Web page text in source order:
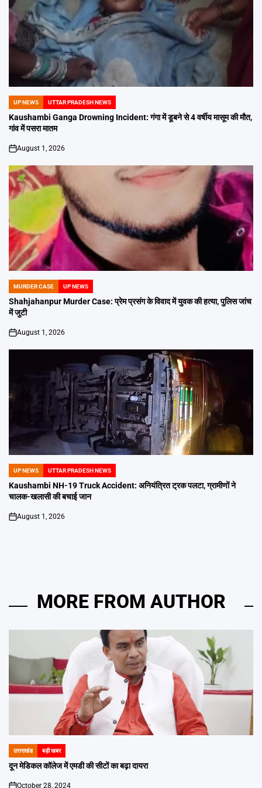
POSTED
IN
UP NEWS UTTAR PRADESH NEWS
Kaushambi Ganga Drowning Incident: गंगा में डूबने से 4 वर्षीय मासूम की मौत,
गांव में पसरा मातम
on
August 1, 2026
POSTED
IN
MURDER CASE UP NEWS
Shahjahanpur Murder Case: प्रेम प्रसंग के विवाद में युवक की हत्या, पुलिस जांच
में जुटी
on
August 1, 2026
POSTED
IN
UP NEWS UTTAR PRADESH NEWS
Kaushambi NH-19 Truck Accident: अनियंत्रित ट्रक पलटा, ग्रामीणों ने
चालक-खलासी की बचाई जान
on
August 1, 2026
MORE FROM AUTHOR
POSTED
IN
उत्तराखंड बड़ी खबर
दून मेडिकल कॉलेज में एमडी की सीटों का बढ़ा दायरा
October 28, 2024